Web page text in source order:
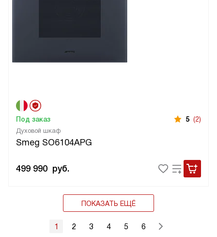
Духовой шкаф
Smeg SO6104APG
Под заказ 5 (2)
499 990 руб.
ПОКАЗАТЬ ЕЩЁ
1 2 3 4 5 6